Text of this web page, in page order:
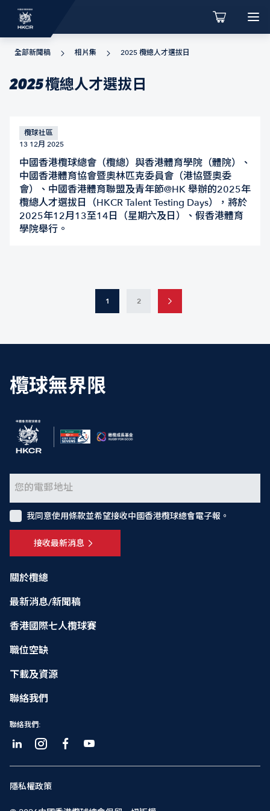
全部新聞稿 相片集 2025 欖總人才選拔日
2025 欖總人才選拔日
欖球社區
13 12月 2025
中國香港欖球總會（欖總）與香港體育學院（體院）、
中國香港體育協會暨奧林匹克委員會（港協暨奧委
會）、中國香港體育聯盟及青年節@HK 舉辦的2025年
欖總人才選拔日（HKCR Talent Testing Days），將於
2025年12月13至14日（星期六及日）、假香港體育
學院舉行。
1 2
欖球無界限
關於欖總
最新消息/新聞稿
香港國際七人欖球賽
職位空缺
下載及資源
聯絡我們
聯絡我們:
接收最新消息
我同意使用條款並希望接收中國香港欖球總會電子報。
隱私權政策